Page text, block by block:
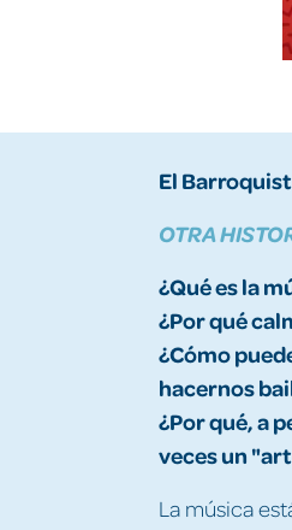
El
OTRA
¿Qué es la
¿Por qué
¿Cómo
hacernos
¿Por qué, a
veces un
La música